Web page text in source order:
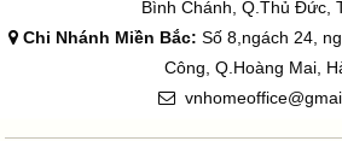
Bình Chánh, Q.Thủ Đức,
Chi Nhánh Miền Bắc: Số 8,ngách 24,
Công, Q.Hoàng Mai,